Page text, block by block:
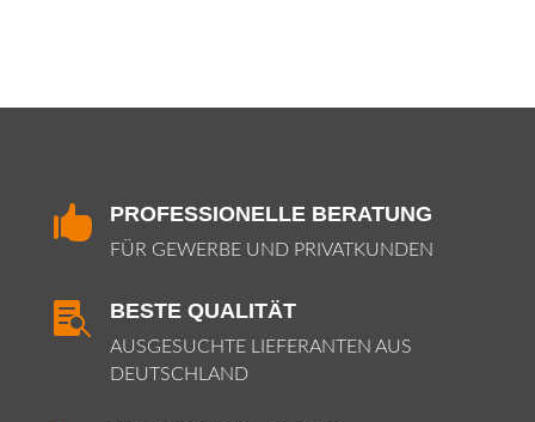
 PROFESSIONELLE BERATUNG
FÜR GEWERBE UND PRIVATKUNDEN
 BESTE QUALITÄT
AUSGESUCHTE LIEFERANTEN AUS
DEUTSCHLAND